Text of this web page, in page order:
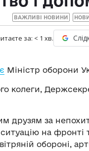
ВАЖЛИВІ НОВИНИ
за: < 1 хв.
Міністр оборони
колеги,
друзям за
на фронті
обороні,